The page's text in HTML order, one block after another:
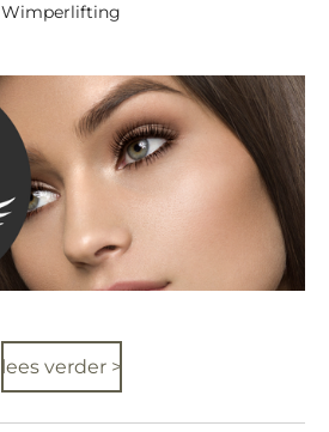
Wimperlifting
lees verder >